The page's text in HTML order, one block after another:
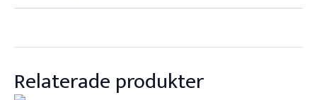
Relaterade produkter